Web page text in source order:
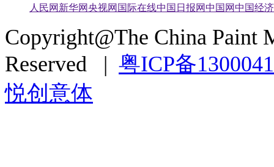
人民网 新华网央视网 国际在线中国日报网中国网中国经
Copyright@The China Paint
Reserved | 粤ICP备
悦创意体